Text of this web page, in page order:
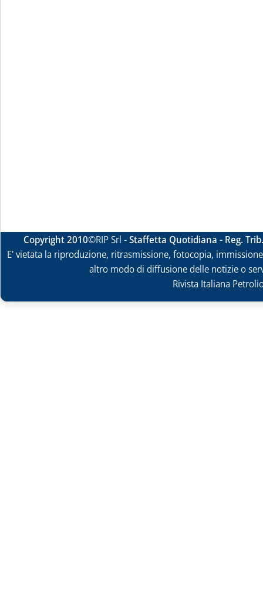
Copyright 2010©RIP Srl -Staffetta Quotidiana - Reg.
E' vietata la riproduzione, ritrasmissione, fotocopia,
altro modo di diffusione delle notizie o
Rivista Italiana